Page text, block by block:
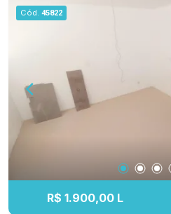
Cód. 45822
R$ 1.900,00 L